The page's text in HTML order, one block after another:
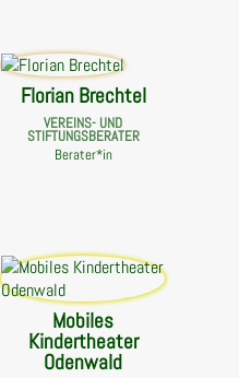
Florian Brechtel
VEREINS- UND
STIFTUNGSBERATER
Berater*in
Mobiles
Kindertheater
Odenwald